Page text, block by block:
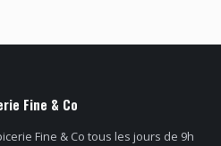
Fine & Co
Fine & Co tous les jours de 9h